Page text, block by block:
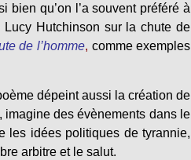
qu’on l’a souvent préféré à
Hutchinson sur la chute de
de l’homme, comme exemples
dépeint aussi la création de
imagine des évènements dans le
les idées politiques de tyrannie,
arbitre et le salut.